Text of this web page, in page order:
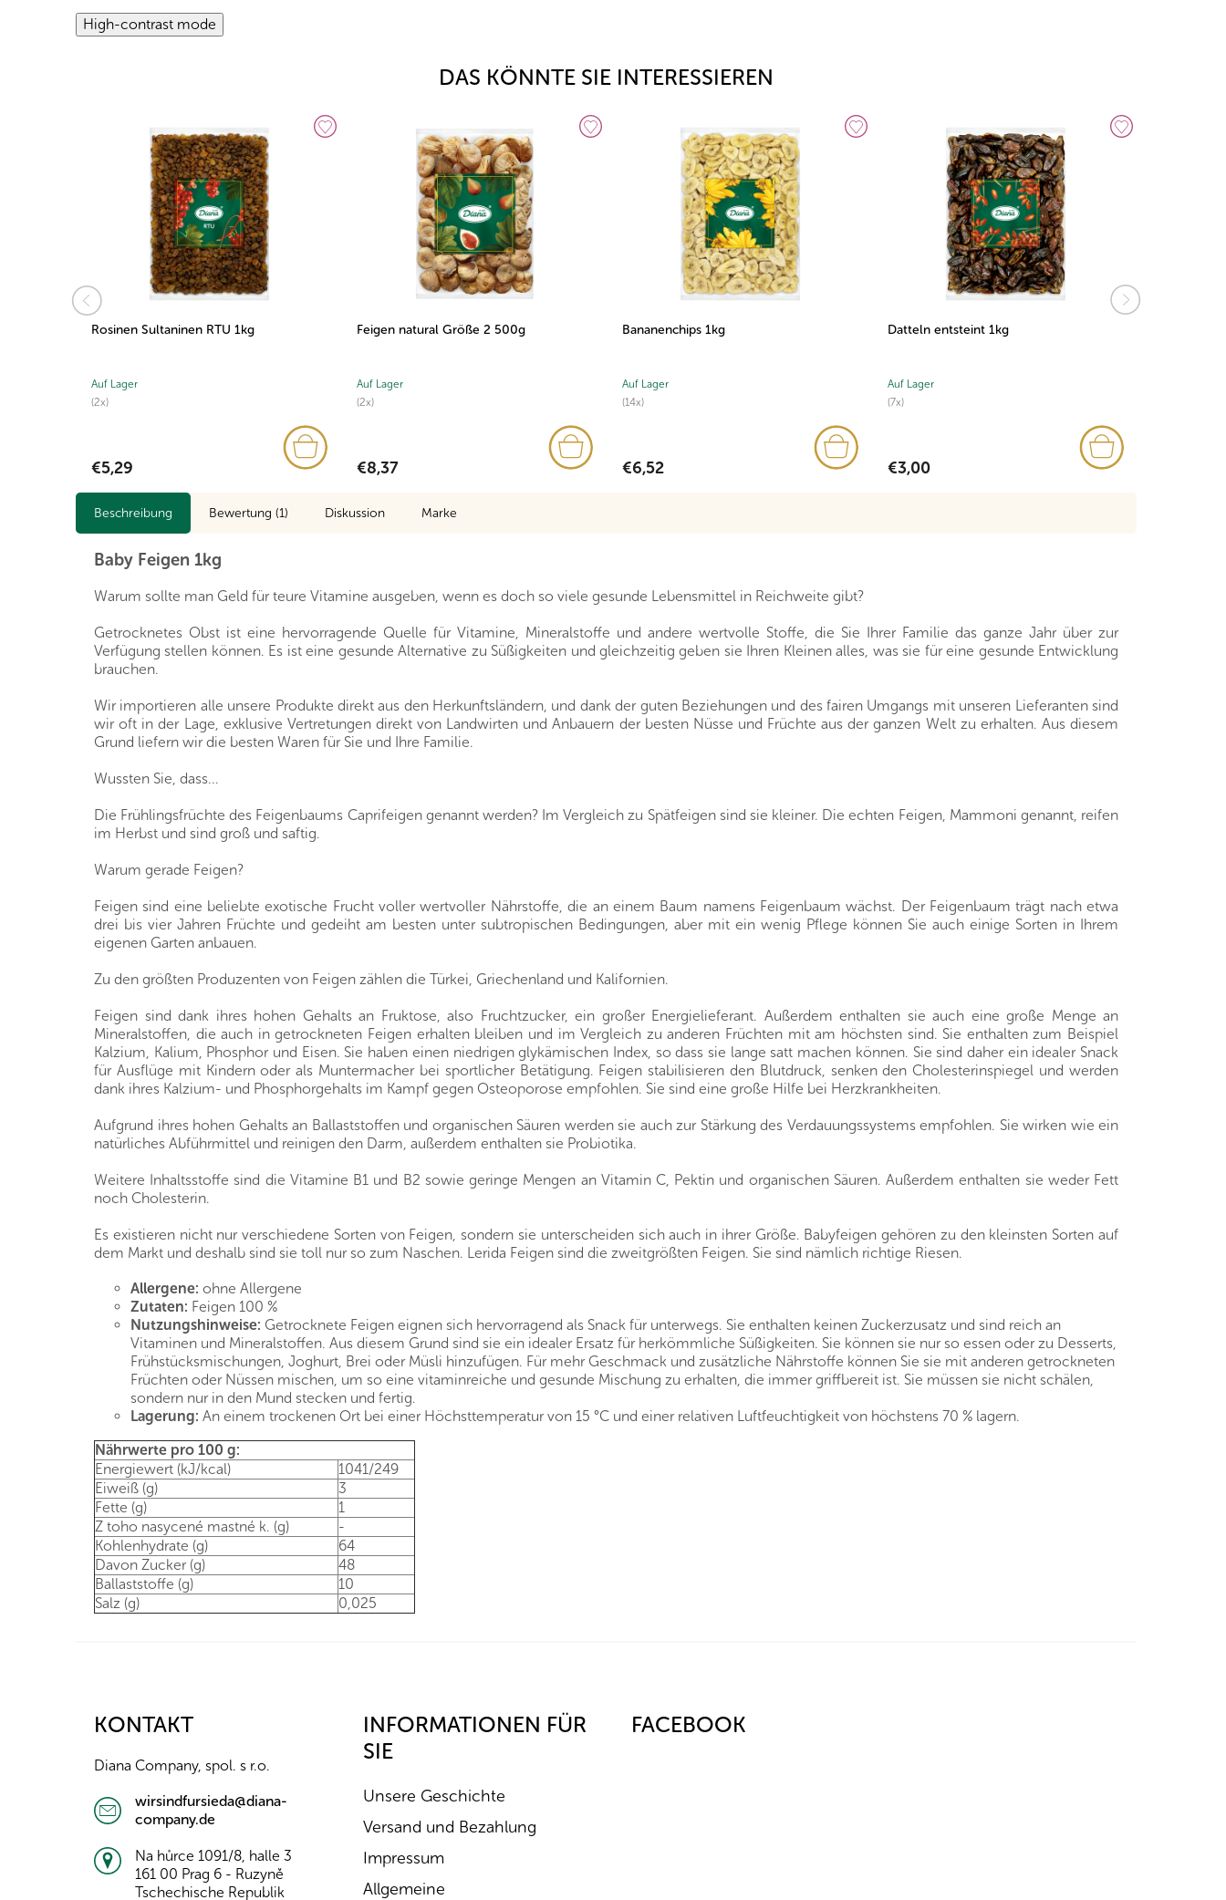
High-contrast mode
DAS KÖNNTE SIE INTERESSIEREN
Rosinen Sultaninen RTU 1kg
(2x)
Auf Lager
€5,29
Feigen natural Größe 2 500g
(2x)
Auf Lager
€8,37
Bananenchips 1kg
(14x)
Auf Lager
€6,52
Datteln entsteint 1kg
(7x)
Auf Lager
€3,00
Beschreibung Bewertung (1) Diskussion Marke
Baby Feigen 1kg
Warum sollte man Geld für teure Vitamine ausgeben, wenn es doch so viele gesunde Lebensmittel in Reichweite gibt?
Getrocknetes Obst ist eine hervorragende Quelle für Vitamine, Mineralstoffe und andere wertvolle Stoffe, die Sie Ihrer Familie das ganze Jahr über zur
Verfügung stellen können. Es ist eine gesunde Alternative zu Süßigkeiten und gleichzeitig geben sie Ihren Kleinen alles, was sie für eine gesunde Entwicklung
brauchen.
Wir importieren alle unsere Produkte direkt aus den Herkunftsländern, und dank der guten Beziehungen und des fairen Umgangs mit unseren Lieferanten sind
wir oft in der Lage, exklusive Vertretungen direkt von Landwirten und Anbauern der besten Nüsse und Früchte aus der ganzen Welt zu erhalten. Aus diesem
Grund liefern wir die besten Waren für Sie und Ihre Familie.
Wussten Sie, dass...
Die Frühlingsfrüchte des Feigenbaums Caprifeigen genannt werden? Im Vergleich zu Spätfeigen sind sie kleiner. Die echten Feigen, Mammoni genannt, reifen
im Herbst und sind groß und saftig.
Warum gerade Feigen?
Feigen sind eine beliebte exotische Frucht voller wertvoller Nährstoffe, die an einem Baum namens Feigenbaum wächst. Der Feigenbaum trägt nach etwa
drei bis vier Jahren Früchte und gedeiht am besten unter subtropischen Bedingungen, aber mit ein wenig Pflege können Sie auch einige Sorten in Ihrem
eigenen Garten anbauen.
Zu den größten Produzenten von Feigen zählen die Türkei, Griechenland und Kalifornien.
Feigen sind dank ihres hohen Gehalts an Fruktose, also Fruchtzucker, ein großer Energielieferant. Außerdem enthalten sie auch eine große Menge an
Mineralstoffen, die auch in getrockneten Feigen erhalten bleiben und im Vergleich zu anderen Früchten mit am höchsten sind. Sie enthalten zum Beispiel
Kalzium, Kalium, Phosphor und Eisen. Sie haben einen niedrigen glykämischen Index, so dass sie lange satt machen können. Sie sind daher ein idealer Snack
für Ausflüge mit Kindern oder als Muntermacher bei sportlicher Betätigung. Feigen stabilisieren den Blutdruck, senken den Cholesterinspiegel und werden
dank ihres Kalzium- und Phosphorgehalts im Kampf gegen Osteoporose empfohlen. Sie sind eine große Hilfe bei Herzkrankheiten.
Aufgrund ihres hohen Gehalts an Ballaststoffen und organischen Säuren werden sie auch zur Stärkung des Verdauungssystems empfohlen. Sie wirken wie ein
natürliches Abführmittel und reinigen den Darm, außerdem enthalten sie Probiotika.
Weitere Inhaltsstoffe sind die Vitamine B1 und B2 sowie geringe Mengen an Vitamin C, Pektin und organischen Säuren. Außerdem enthalten sie weder Fett
noch Cholesterin.
Es existieren nicht nur verschiedene Sorten von Feigen, sondern sie unterscheiden sich auch in ihrer Größe. Babyfeigen gehören zu den kleinsten Sorten auf
dem Markt und deshalb sind sie toll nur so zum Naschen. Lerida Feigen sind die zweitgrößten Feigen. Sie sind nämlich richtige Riesen.
Allergene: ohne Allergene
Zutaten: Feigen 100 %
Nutzungshinweise: Getrocknete Feigen eignen sich hervorragend als Snack für unterwegs. Sie enthalten keinen Zuckerzusatz und sind reich an
Vitaminen und Mineralstoffen. Aus diesem Grund sind sie ein idealer Ersatz für herkömmliche Süßigkeiten. Sie können sie nur so essen oder zu Desserts,
Frühstücksmischungen, Joghurt, Brei oder Müsli hinzufügen. Für mehr Geschmack und zusätzliche Nährstoffe können Sie sie mit anderen getrockneten
Früchten oder Nüssen mischen, um so eine vitaminreiche und gesunde Mischung zu erhalten, die immer griffbereit ist. Sie müssen sie nicht schälen,
sondern nur in den Mund stecken und fertig.
Lagerung: An einem trockenen Ort bei einer Höchsttemperatur von 15 °C und einer relativen Luftfeuchtigkeit von höchstens 70 % lagern.
Nährwerte pro 100 g:
Energiewert (kJ/kcal)
1041/249
Eiweiß (g)
3
Fette (g)
1
Z toho nasycené mastné k. (g)
-
Kohlenhydrate (g)
64
Davon Zucker (g)
48
Ballaststoffe (g)
10
Salz (g)
0,025
KONTAKT
Diana Company, spol. s r.o.
wirsindfursieda@diana-
company.de
Na hůrce 1091/8, halle 3
161 00 Prag 6 - Ruzyně
Tschechische Republik
INFORMATIONEN FÜR
SIE
Unsere Geschichte
Versand und Bezahlung
Impressum
Allgemeine
FACEBOOK